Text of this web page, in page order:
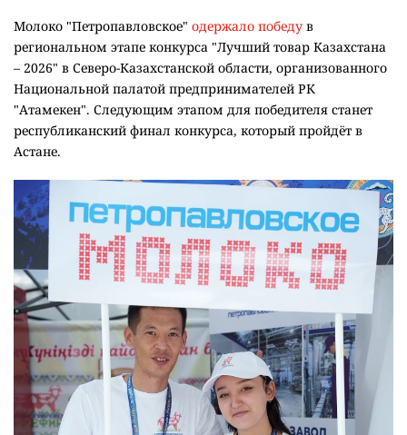
Молоко "Петропавловское" одержало победу в
региональном этапе конкурса "Лучший товар Казахстана
– 2026" в Северо-Казахстанской области, организованного
Национальной палатой предпринимателей РК
"Атамекен". Следующим этапом для победителя станет
республиканский финал конкурса, который пройдёт в
Астане.